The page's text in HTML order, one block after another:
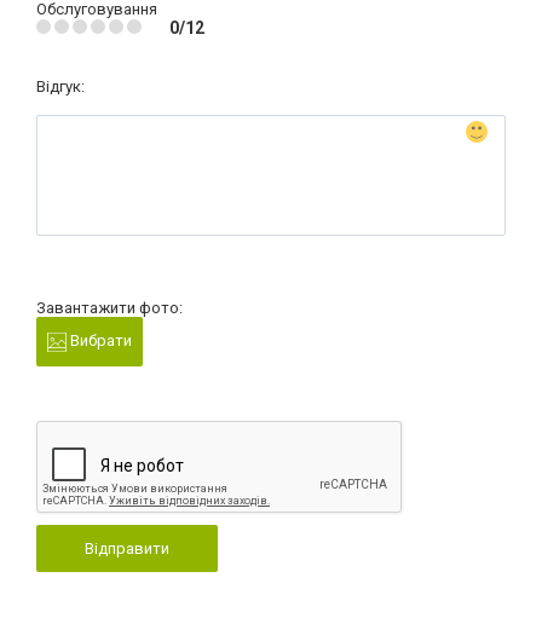
Обслуговування
0/12
Відгук:
Завантажити фото:
Вибрати
Відправити